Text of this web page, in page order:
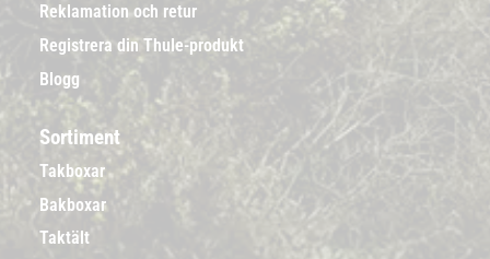
Reklamation och retur
Registrera din Thule-produkt
Blogg
Sortiment
Takboxar
Bakboxar
Taktält